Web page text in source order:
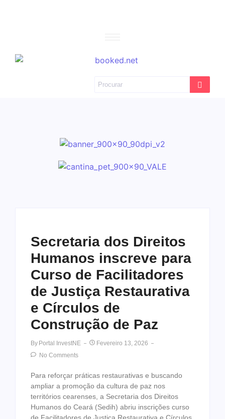
Secretaria dos Direitos
Humanos inscreve para
Curso de Facilitadores
de Justiça Restaurativa
e Círculos de
Construção de Paz
By Portal InvestNE
Fevereiro 13, 2026
No Comments
Para reforçar práticas restaurativas e buscando
ampliar a promoção da cultura de paz nos
territórios cearenses, a Secretaria dos Direitos
Humanos do Ceará (Sedih) abriu inscrições curso